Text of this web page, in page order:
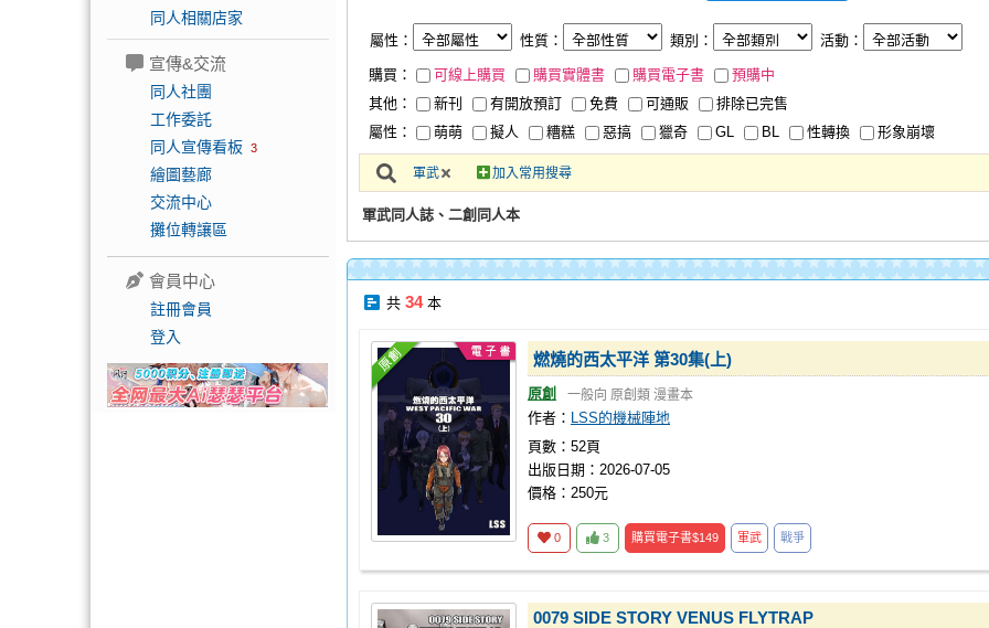
同人相關店家
宣傳&交流
同人社團
工作委託
同人宣傳看板 3
繪圖藝廊
交流中心
攤位轉讓區
會員中心
註冊會員
登入
屬性： 性質： 類別： 活動：
購買： 可線上購買 購買實體書 購買電子書
預購中
其他：
新刊 有開放預訂 免費 可通販
排除已完售
屬性：
萌萌 擬人 糟糕 惡搞 獵奇 GL BL 性轉換 形象崩壞
軍武 加入常用搜尋
軍武同人誌、二創同人本
共 34本
燃燒的西太平洋 第30集(上)
原創 一般向 原創類 漫畫本
作者： LSS的機械陣地
頁數：52頁
出版日期：2026-07-05
價格：250元
0 3 購買電子書$149 軍武 戰爭
0079 SIDE STORY VENUS FLYTRAP